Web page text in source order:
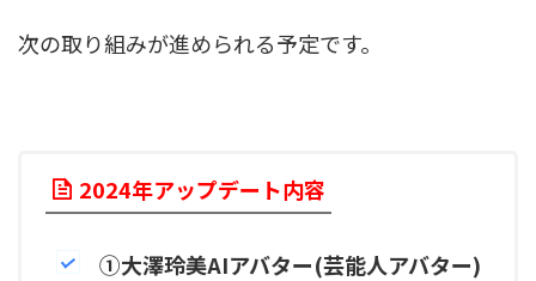
次の取り組みが進められる予定です。
2024年アップデート内容
①大澤玲美AIアバター(芸能人アバター)